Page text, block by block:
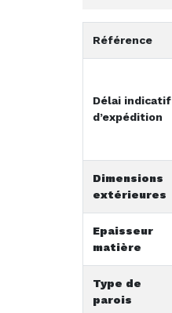
Référence
Délai indicatif
d’expédition
Dimensions
extérieures
Epaisseur
matière
Type de
parois